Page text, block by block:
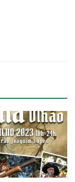
combate